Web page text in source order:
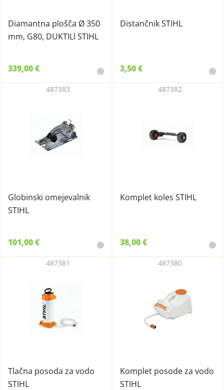
Diamantna plošča Ø 350
mm, G80, DUKTILl STIHL
339,00 €
Distančnik STIHL
3,50 €
Globinski omejevalnik
STIHL
487383
101,00 €
Komplet koles STIHL
487382
38,00 €
Tlačna posoda za vodo
STIHL
487381
Komplet posode za vodo
STIHL
487380